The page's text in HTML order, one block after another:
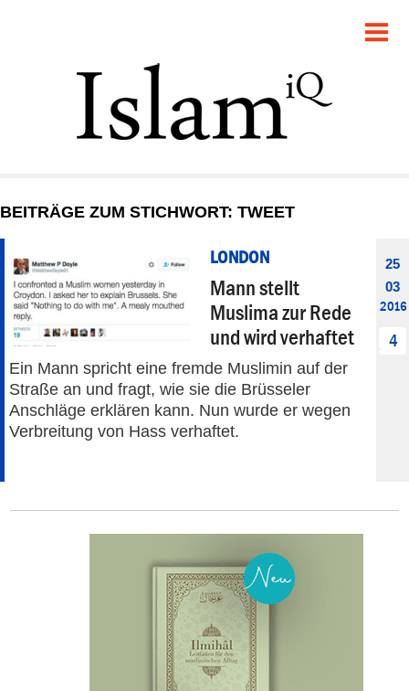
GESELLSCHAFT
STARTSEITE
DEBATTE
PANORAMA
BEITRÄGE ZUM STICHWORT: TWEET
LONDON
Mann stellt
Muslima zur Rede
und wird verhaftet
Ein Mann spricht eine fremde Muslimin auf der
Straße an und fragt, wie sie die Brüsseler
Anschläge erklären kann. Nun wurde er wegen
Verbreitung von Hass verhaftet.
25
03
2016
4